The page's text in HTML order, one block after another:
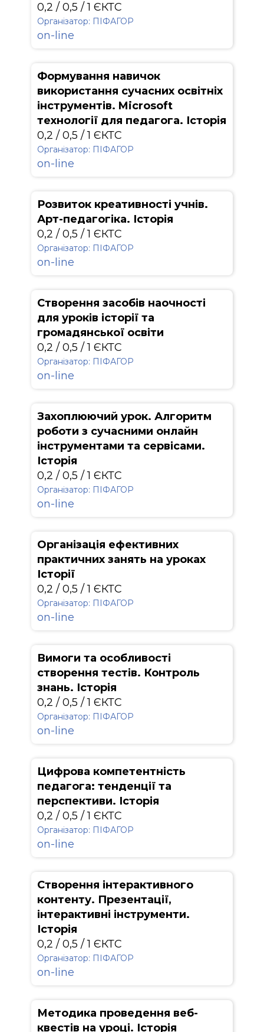
0,2 / 0,5 / 1 ЄКТС
Організатор: ПІФАГОР
on-line
Формування навичок
використання сучасних освітніх
інструментів. Microsoft
технології для педагога. Історія
0,2 / 0,5 / 1 ЄКТС
Організатор: ПІФАГОР
on-line
Розвиток креативності учнів.
Арт-педагогіка. Історія
0,2 / 0,5 / 1 ЄКТС
Організатор: ПІФАГОР
on-line
Створення засобів наочності
для уроків історії та
громадянської освіти
0,2 / 0,5 / 1 ЄКТС
Організатор: ПІФАГОР
on-line
Захоплюючий урок. Алгоритм
роботи з сучасними онлайн
інструментами та сервісами.
Історія
0,2 / 0,5 / 1 ЄКТС
Організатор: ПІФАГОР
on-line
Організація ефективних
практичних занять на уроках
Історії
0,2 / 0,5 / 1 ЄКТС
Організатор: ПІФАГОР
on-line
Вимоги та особливості
створення тестів. Контроль
знань. Історія
0,2 / 0,5 / 1 ЄКТС
Організатор: ПІФАГОР
on-line
Цифрова компетентність
педагога: тенденції та
перспективи. Історія
0,2 / 0,5 / 1 ЄКТС
Організатор: ПІФАГОР
on-line
Створення інтерактивного
контенту. Презентації,
інтерактивні інструменти.
Історія
0,2 / 0,5 / 1 ЄКТС
Організатор: ПІФАГОР
on-line
Методика проведення веб-
квестів на уроці. Історія